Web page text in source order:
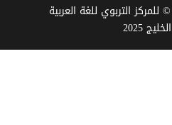
التربوي للغة العربية
2025